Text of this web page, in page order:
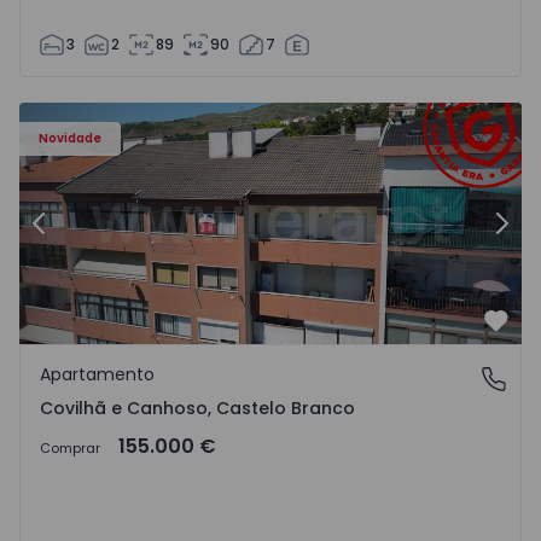
3 2 89 90 7
Novidade
- 18
Apartamento T2 Covilhã, Covilhã e Canhoso - 1497806 -
Anterior
Covilhã e Canhoso, Castelo Branco
Apartamento
Covilhã e Canhoso, Castelo Branco
Comprar 155.000 €